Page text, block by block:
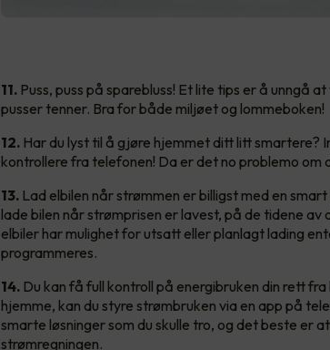
11. Puss, puss på sparebluss! Et lite tips er å unngå
pusser tenner. Bra for både miljøet og lommeboken!
12. Har du lyst til å gjøre hjemmet ditt litt smartere?
kontrollere fra telefonen! Da er det no problemo om
13. Lad elbilen når strømmen er billigst med en
lade bilen når strømprisen er lavest, på de tidene
elbiler har mulighet for utsatt eller planlagt lading
programmeres.
14. Du kan få full kontroll på energibruken din rett
hjemme, kan du styre strømbruken via en app på
smarte løsninger som du skulle tro, og det beste er
strømregningen.